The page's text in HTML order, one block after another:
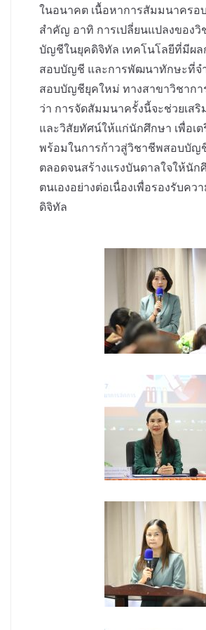
ในอนาคต เนื้อหาการสัมมนาคร
สำคัญ อาทิ การเปลี่ยนแปลงของ
บัญชีในยุคดิจิทัล เทคโนโลยีที่มีผล
สอบบัญชี และการพัฒนาทักษะที่จ
สอบบัญชียุคใหม่ ทางสาขาวิชาก
ว่า การจัดสัมมนาครั้งนี้จะช่วยเส
และวิสัยทัศน์ให้แก่นักศึกษา เพื่อเ
พร้อมในการก้าวสู่วิชาชีพสอบบัญ
ตลอดจนสร้างแรงบันดาลใจให้นั
ตนเองอย่างต่อเนื่องเพื่อรองรับคว
ดิจิทัล